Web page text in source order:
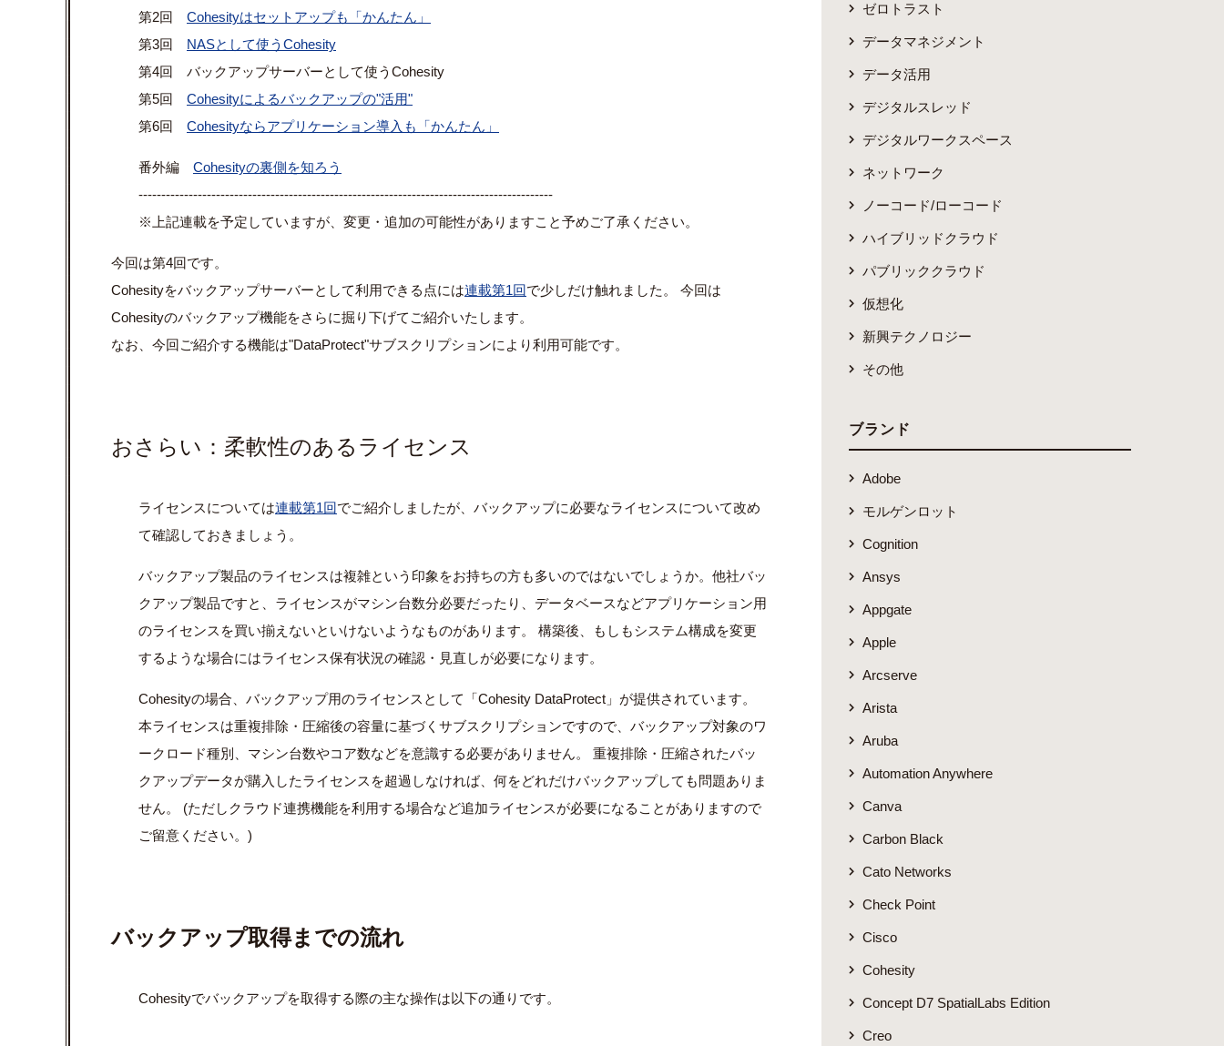
第2回 Cohesityはセットアップも「かんたん」
第3回 NASとして使うCohesity
第4回 バックアップサーバーとして使うCohesity
第5回 Cohesityによるバックアップの"活用"
第6回 Cohesityならアプリケーション導入も「かんたん」
番外編 Cohesityの裏側を知ろう
-------------------------------------------------------------------------------------------
※上記連載を予定していますが、変更・追加の可能性がありますこと予めご了承ください。
今回は第4回です。
Cohesityをバックアップサーバーとして利用できる点には連載第1回で少しだけ触れました。 今回は
Cohesityのバックアップ機能をさらに掘り下げてご紹介いたします。
なお、今回ご紹介する機能は"DataProtect"サブスクリプションにより利用可能です。
おさらい：柔軟性のあるライセンス
ライセンスについては連載第1回でご紹介しましたが、バックアップに必要なライセンスについて改め
て確認しておきましょう。
バックアップ製品のライセンスは複雑という印象をお持ちの方も多いのではないでしょうか。他社バッ
クアップ製品ですと、ライセンスがマシン台数分必要だったり、データベースなどアプリケーション用
のライセンスを買い揃えないといけないようなものがあります。 構築後、もしもシステム構成を変更
するような場合にはライセンス保有状況の確認・見直しが必要になります。
Cohesityの場合、バックアップ用のライセンスとして「Cohesity DataProtect」が提供されています。
本ライセンスは重複排除・圧縮後の容量に基づくサブスクリプションですので、バックアップ対象のワ
ークロード種別、マシン台数やコア数などを意識する必要がありません。 重複排除・圧縮されたバッ
クアップデータが購入したライセンスを超過しなければ、何をどれだけバックアップしても問題ありま
せん。 (ただしクラウド連携機能を利用する場合など追加ライセンスが必要になることがありますので
ご留意ください。 )
バックアップ取得までの流れ
Cohesityでバックアップを取得する際の主な操作は以下の通りです。
ゼロトラスト
データマネジメント
データ活用
デジタルスレッド
デジタルワークスペース
ネットワーク
ノーコード/ローコード
ハイブリッドクラウド
パブリッククラウド
仮想化
新興テクノロジー
その他
ブランド
Adobe
モルゲンロット
Cognition
Ansys
Appgate
Apple
Arcserve
Arista
Aruba
Automation Anywhere
Canva
Carbon Black
Cato Networks
Check Point
Cisco
Cohesity
Concept D7 SpatialLabs Edition
Creo